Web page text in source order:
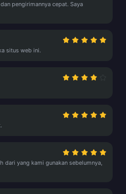
pengirimannya cepat. Saya
situs web ini.
dari yang kami gunakan sebelumnya,